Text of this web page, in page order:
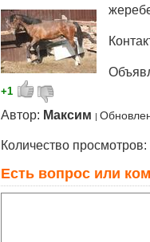
+1
Автор: Максим
Количество просмотров:
Есть вопрос или